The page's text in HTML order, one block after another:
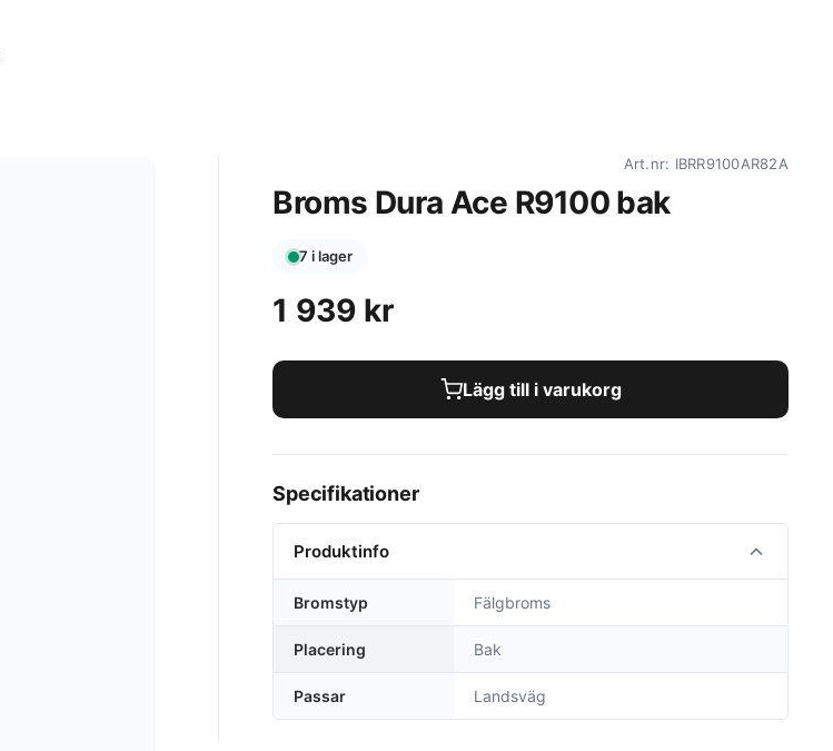
Art.nr: IBRR9100AR82A
Broms Dura Ace R9100 bak
7 i lager
1 939 kr
Lägg till i varukorg
Specifikationer
Produktinfo
Bromstyp Fälgbroms
Placering Bak
Passar Landsväg